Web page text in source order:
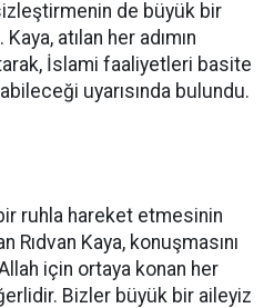
de büyük bir
atılan her adımın
İslami faaliyetleri basite
uyarısında bulundu.
ruhla hareket etmesinin
Rıdvan Kaya, konuşmasını
için ortaya konan her
Bizler büyük bir aileyiz